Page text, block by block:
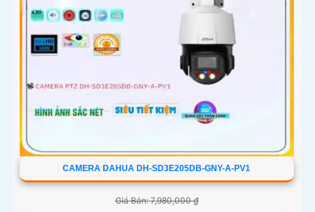
CAMERA DAHUA DH-SD3E205DB-GNY-A-PV1
Giá Bán: 7,980,000 ₫